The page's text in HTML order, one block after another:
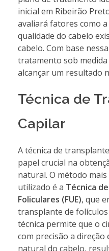
inicial em Ribeirão
avaliará fatores como a
qualidade do cabelo
cabelo. Com base
tratamento sob
alcançar um resultado
Técnica de
Capilar
A técnica de
papel crucial na
natural. O método
utilizado é a Técnica
Foliculares (FUE), que
transplante de folículos
técnica permite que o
com precisão a
natural do cabelo,